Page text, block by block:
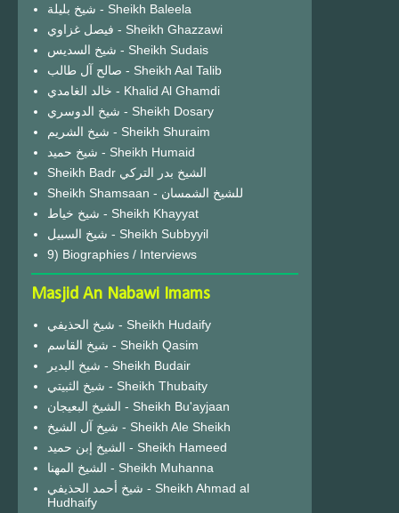
شيخ بليلة - Sheikh Baleela
فيصل غزاوي - Sheikh Ghazzawi
شيخ السديس - Sheikh Sudais
صالح آل طالب - Sheikh Aal Talib
خالد الغامدي - Khalid Al Ghamdi
شيخ الدوسري - Sheikh Dosary
شيخ الشريم - Sheikh Shuraim
شيخ حميد - Sheikh Humaid
Sheikh Badr الشيخ بدر التركي
Sheikh Shamsaan - للشيخ الشمسان
شيخ خياط - Sheikh Khayyat
شيخ السبيل - Sheikh Subbyyil
9) Biographies / Interviews
Masjid An Nabawi Imams
شيخ الحذيفي - Sheikh Hudaify
شيخ القاسم - Sheikh Qasim
شيخ البدير - Sheikh Budair
شيخ الثبيتي - Sheikh Thubaity
الشيخ البعيجان - Sheikh Bu'ayjaan
شيخ آل الشيخ - Sheikh Ale Sheikh
الشيخ إبن حميد - Sheikh Hameed
الشيخ المهنا - Sheikh Muhanna
شيخ أحمد الحذيفي - Sheikh Ahmad al
Hudhaify